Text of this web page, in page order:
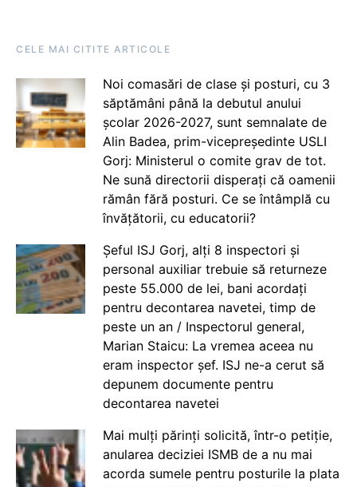
CELE MAI CITITE ARTICOLE
Noi comasări de clase și posturi, cu 3
săptămâni până la debutul anului
școlar 2026-2027, sunt semnalate de
Alin Badea, prim-vicepreședinte USLI
Gorj: Ministerul o comite grav de tot.
Ne sună directorii disperați că oamenii
rămân fără posturi. Ce se întâmplă cu
învățătorii, cu educatorii?
Șeful ISJ Gorj, alți 8 inspectori și
personal auxiliar trebuie să returneze
peste 55.000 de lei, bani acordați
pentru decontarea navetei, timp de
peste un an / Inspectorul general,
Marian Staicu: La vremea aceea nu
eram inspector șef. ISJ ne-a cerut să
depunem documente pentru
decontarea navetei
Mai mulți părinți solicită, într-o petiție,
anularea deciziei ISMB de a nu mai
acorda sumele pentru posturile la plata